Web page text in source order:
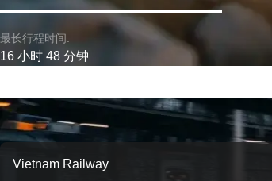
最长行程时间:
16 小时 48 分钟
Vietnam Railway